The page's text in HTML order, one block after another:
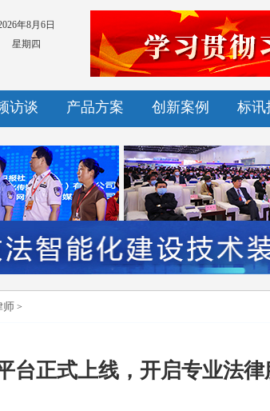
年8月6日
星期四
访谈 产品方案 创新案例 标讯
师 >
台正式上线，开启专业法